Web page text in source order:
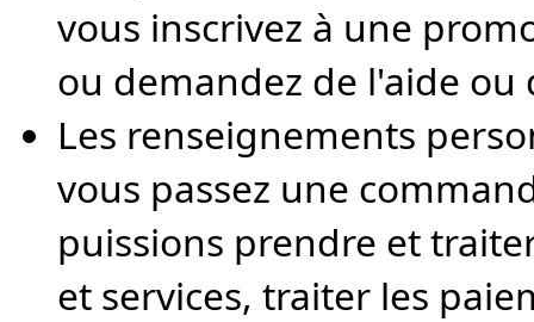
vous inscrivez à une
ou demandez de l'aide
Les renseignements
vous passez une
puissions prendre et
et services, traiter les